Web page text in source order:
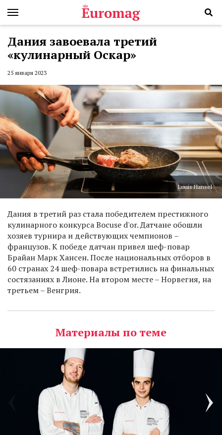
Дания завоевала третий
«кулинарный Оскар»
25 января 2023
Louis Hansel
Дания в третий раз стала победителем престижного
кулинарного конкурса Bocuse d'or. Датчане обошли
хозяев турнира и действующих чемпионов –
французов. К победе датчан привел шеф-повар
Брайан Марк Хансен. После национальных отборов в
60 странах 24 шеф-повара встретились на финальных
состязаниях в Лионе. На втором месте – Норвегия, на
третьем – Венгрия.
Материалы по теме